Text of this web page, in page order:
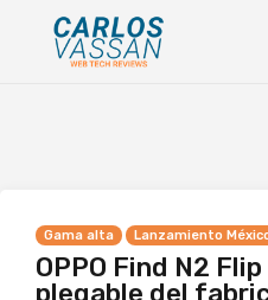
Gama alta Lanzamiento
OPPO Find N2
plegable del